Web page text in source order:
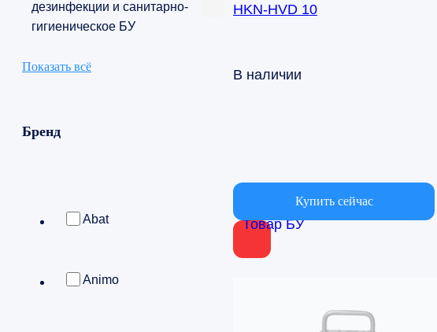
дезинфекции и санитарно-
гигиеническое БУ
Показать всё
Бренд
Abat
Animo
Товар БУ
3
000 ₽.
HKN-HVD 10
В наличии
Купить сейчас